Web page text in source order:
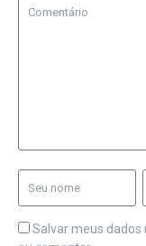
Salvar meus dados